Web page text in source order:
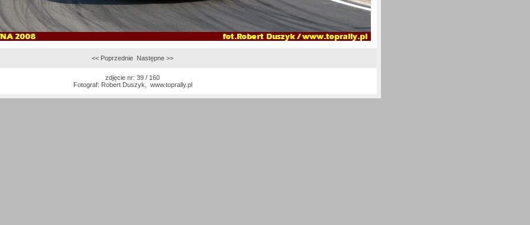
<< Poprzednie Następne >>
zdjęcie nr: 39 / 160
Fotograf: Robert Duszyk www.toprally.pl